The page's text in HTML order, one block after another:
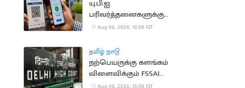
யு.பி.ஐ.
பரிவர்த்தனைகளுக்கு
மீண்டும் கட்டணம்?
Aug 06, 2026, 16:08 IST
தமிழ் நாடு
நற்பெயருக்கு களங்கம்
விளைவிக்கும் FSSAI
உத்தரவு: டாபர்
Aug 06, 2026, 15:08 IST